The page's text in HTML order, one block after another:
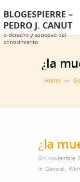
BLOGESPIERRE –
PEDRO J. CANUT
e-derecho y sociedad del
conocimiento
¿la
Home >>
¿la
On noviembre
In General, With